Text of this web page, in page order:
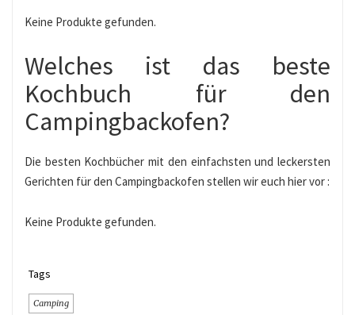
Keine Produkte gefunden.
Welches ist das beste
Kochbuch für den
Campingbackofen?
Die besten Kochbücher mit den einfachsten und leckersten
Gerichten für den Campingbackofen stellen wir euch hier vor :
Keine Produkte gefunden.
Tags
Camping